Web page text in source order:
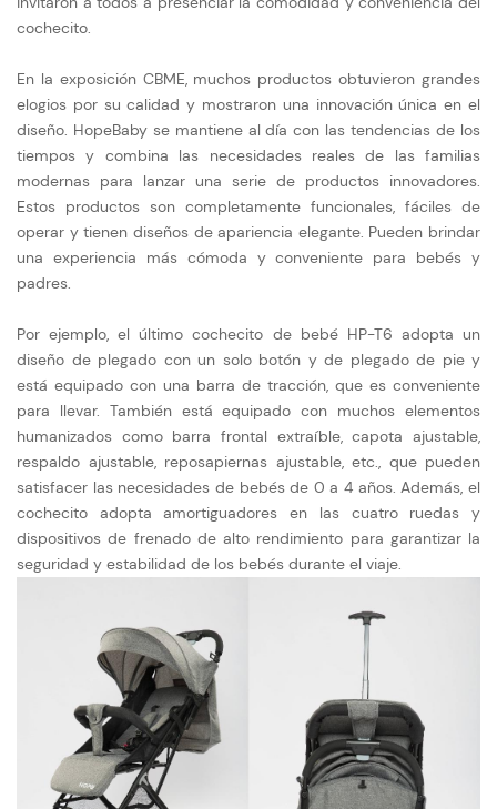
cochecito.
En la exposición CBME, muchos productos obtuvieron grandes
elogios por su calidad y mostraron una innovación única en el
diseño. HopeBaby se mantiene al día con las tendencias de los
tiempos y combina las necesidades reales de las familias
modernas para lanzar una serie de productos innovadores.
Estos productos son completamente funcionales, fáciles de
operar y tienen diseños de apariencia elegante. Pueden brindar
una experiencia más cómoda y conveniente para bebés y
padres.
Por ejemplo, el último cochecito de bebé HP-T6 adopta un
diseño de plegado con un solo botón y de plegado de pie y
está equipado con una barra de tracción, que es conveniente
para llevar. También está equipado con muchos elementos
humanizados como barra frontal extraíble, capota ajustable,
respaldo ajustable, reposapiernas ajustable, etc., que pueden
satisfacer las necesidades de bebés de 0 a 4 años. Además, el
cochecito adopta amortiguadores en las cuatro ruedas y
dispositivos de frenado de alto rendimiento para garantizar la
seguridad y estabilidad de los bebés durante el viaje.